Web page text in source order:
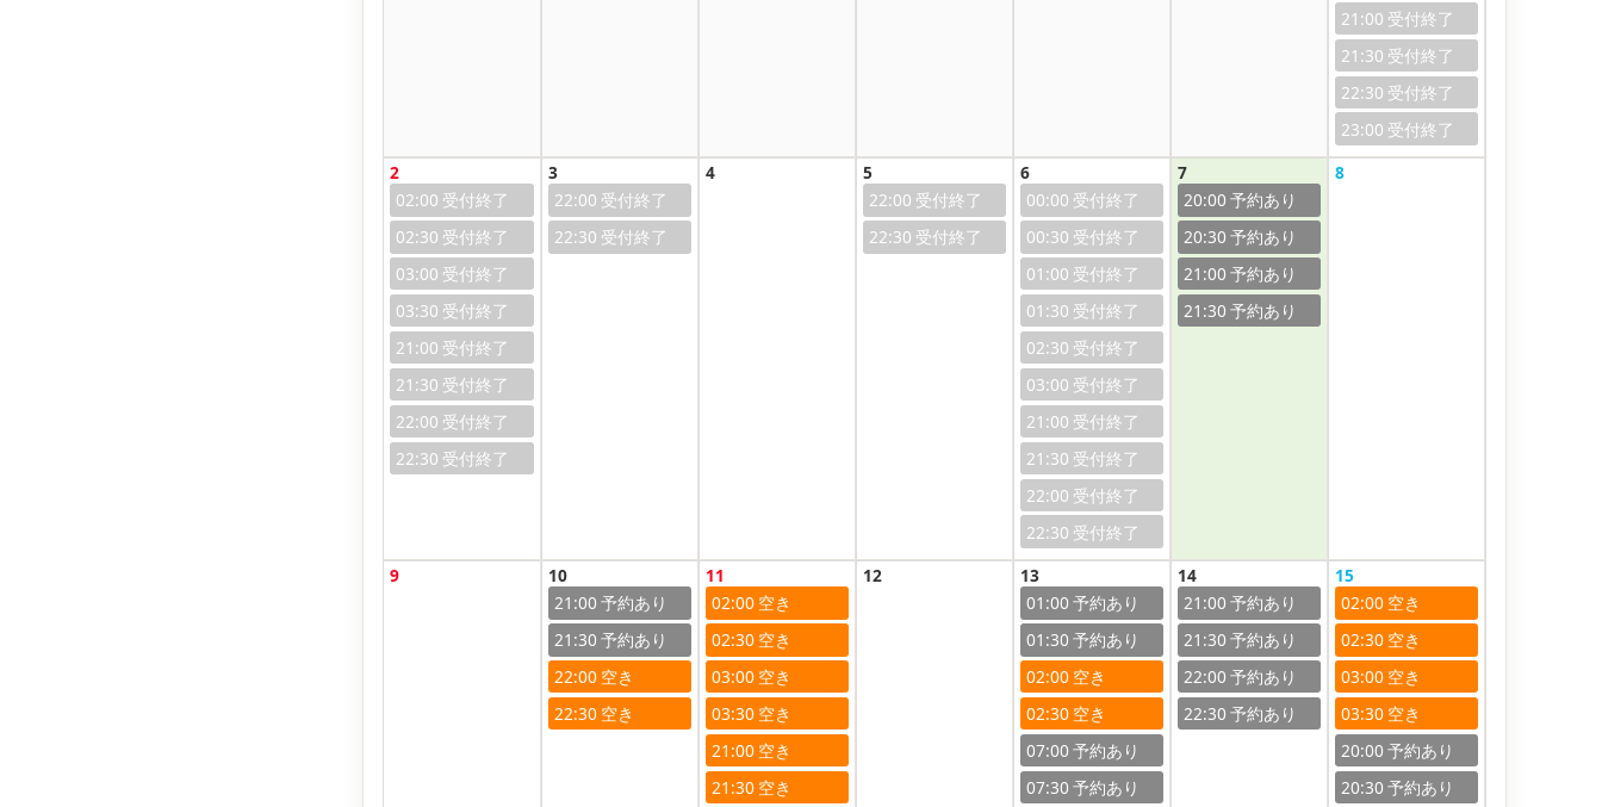
21:00
21:30
22:30
23:00
2
02:00
02:30
03:00
03:30
21:00
21:30
22:00
22:30
3
22:00
22:30
4
5
22:00
22:30
6
00:00
00:30
01:00
01:30
02:30
03:00
21:00
21:30
22:00
22:30
7
20:00
20:30
21:00
21:30
8
9
10
21:00
21:30
22:00
22:30
11
02:00
02:30
03:00
03:30
21:00
21:30
12
13
01:00
01:30
02:00
02:30
07:00
07:30
14
21:00
21:30
22:00
22:30
15
02:00
02:30
03:00
03:30
20:00
20:30